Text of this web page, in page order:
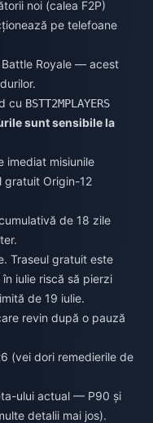
noi (calea F2P)
pe telefoane
Battle Royale — acest
cu BSTT2MPLAYERS
sunt sensibile la
imediat misiunile
gratuit Origin-12
de 18 zile
Traseul gratuit este
iulie riscă să pierzi
de 19 iulie.
revin după o pauză
(vei dori remedierile de
ului actual — P90 și
detalii mai jos).